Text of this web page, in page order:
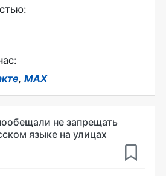
, MAX
не запрещать
языке на улицах